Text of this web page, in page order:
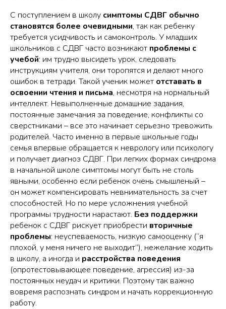
С поступлением в школу симптомы СДВГ обычно
становятся более очевидными, так как ребенку
требуется усидчивость и самоконтроль. У младших
школьников с СДВГ часто возникают проблемы с
учебой: им трудно высидеть урок, следовать
инструкциям учителя, они торопятся и делают много
ошибок в тетради. Такой ученик может отставать в
освоении чтения и письма, несмотря на нормальный
интеллект. Невыполненные домашние задания,
постоянные замечания за поведение, конфликты со
сверстниками – все это начинает серьезно тревожить
родителей. Часто именно в первые школьные годы
семья впервые обращается к неврологу или психологу
и получает диагноз СДВГ. При легких формах синдрома
в начальной школе симптомы могут быть не столь
явными, особенно если ребенок очень смышленый –
он может компенсировать невнимательность за счет
способностей. Но по мере усложнения учебной
программы трудности нарастают. Без поддержки
ребенок с СДВГ рискует приобрести вторичные
проблемы: неуспеваемость, низкую самооценку (“я
плохой, у меня ничего не выходит”), нежелание ходить
в школу, а иногда и расстройства поведения
(опротестовывающее поведение, агрессия) из-за
постоянных неудач и критики. Поэтому так важно
вовремя распознать синдром и начать коррекционную
работу.